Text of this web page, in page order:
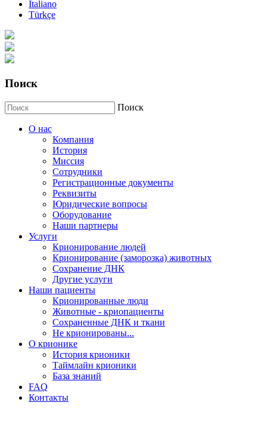
Italiano
Türkçe
Поиск
Поиск
О нас
Компания
История
Миссия
Сотрудники
Регистрационные документы
Реквизиты
Юридические вопросы
Оборудование
Наши партнеры
Услуги
Крионирование людей
Крионирование (заморозка) животных
Сохранение ДНК
Другие услуги
Наши пациенты
Крионированные люди
Животные - криопациенты
Сохраненные ДНК и ткани
Не крионированы...
О крионике
История крионики
Таймлайн крионики
База знаний
FAQ
Контакты